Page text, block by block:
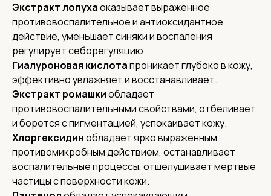
Экстракт лопухаоказывает выраженное
противовоспалительное и антиоксидантное
действие, уменьшает синяки и воспаления
регулирует себорегуляцию.
Гиалуроновая кислотапроникает глубоко в кожу,
эффективно увлажняет и восстанавливает.
Экстракт ромашкиобладает
противовоспалительными свойствами, отбеливает
и борется с пигментацией, успокаивает кожу.
Хлоргексидинобладает ярко выраженным
противомикробным действием, останавливает
воспалительные процессы, отшелушивает мертвые
частицы с поверхности кожи.
Соц. сети
О нас